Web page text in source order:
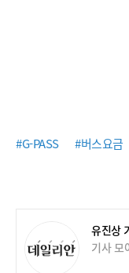
#G-PASS #버스요금
유진상
기사 모